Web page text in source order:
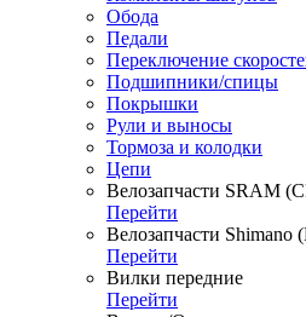
Обода
Педали
Переключение
Подшипники/спицы
Покрышки
Рули и выносы
Тормоза и колодки
Цепи
Велозапчасти SRAM
Перейти
Велозапчасти
Перейти
Вилки передние
Перейти